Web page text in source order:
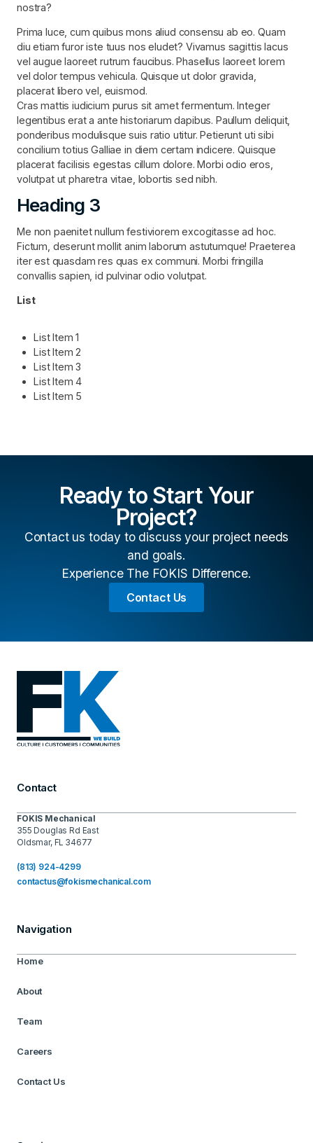
nostra?
Prima luce, cum quibus mons aliud consensu ab eo. Quam
diu etiam furor iste tuus nos eludet? Vivamus sagittis lacus
vel augue laoreet rutrum faucibus. Phasellus laoreet lorem
vel dolor tempus vehicula. Quisque ut dolor gravida,
placerat libero vel, euismod.
Cras mattis iudicium purus sit amet fermentum. Integer
legentibus erat a ante historiarum dapibus. Paullum deliquit,
ponderibus modulisque suis ratio utitur. Petierunt uti sibi
concilium totius Galliae in diem certam indicere. Quisque
placerat facilisis egestas cillum dolore. Morbi odio eros,
volutpat ut pharetra vitae, lobortis sed nibh.
Heading 3
Me non paenitet nullum festiviorem excogitasse ad hoc.
Fictum, deserunt mollit anim laborum astutumque! Praeterea
iter est quasdam res quas ex communi. Morbi fringilla
convallis sapien, id pulvinar odio volutpat.
List
List Item 1
List Item 2
List Item 3
List Item 4
List Item 5
Ready to Start Your
Project?
Contact us today to discuss your project needs
and goals.
Experience The FOKIS Difference.
Contact Us
Contact
FOKIS Mechanical
355 Douglas Rd East
Oldsmar, FL 34677
(813) 924-4299
contactus@fokismechanical.com
Navigation
Home
About
Team
Careers
Contact Us